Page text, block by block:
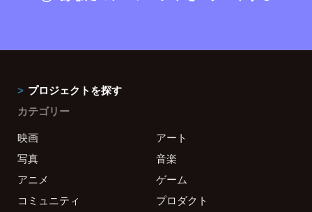
プロジェクトを探す
カテゴリー
映画
アート
写真
音楽
アニメ
ゲーム
コミュニティ
プロダクト